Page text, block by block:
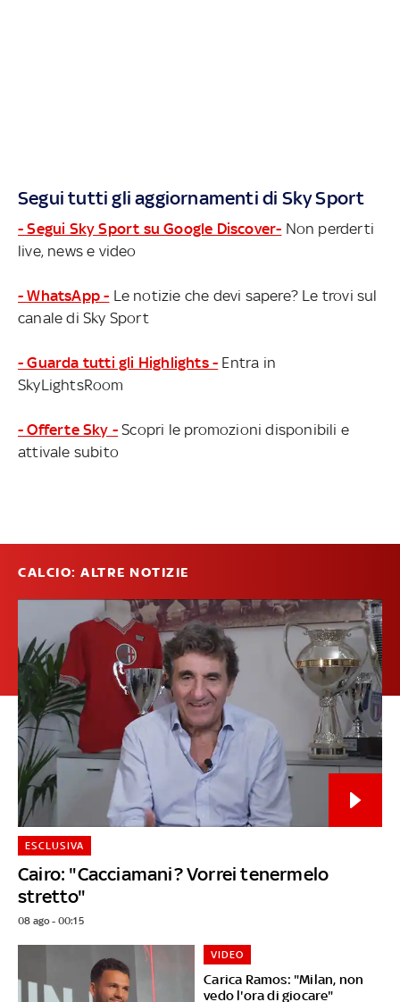
Segui tutti gli aggiornamenti di Sky Sport
- Segui Sky Sport su Google Discover- Non perderti
live, news e video
- WhatsApp - Le notizie che devi sapere? Le trovi sul
canale di Sky Sport
- Guarda tutti gli Highlights - Entra in
SkyLightsRoom
- Offerte Sky - Scopri le promozioni disponibili e
attivale subito
CALCIO: ALTRE NOTIZIE
Cairo: "Cacciamani? Vorrei tenermelo
stretto"
ESCLUSIVA
08 ago - 00:15
Carica Ramos: "Milan, non
vedo l'ora di giocare"
VIDEO